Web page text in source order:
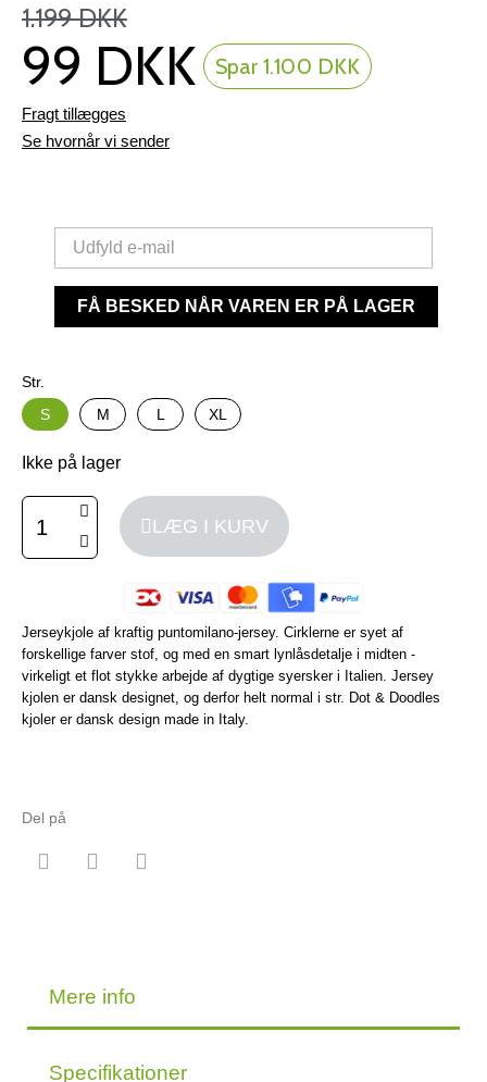
1.199 DKK
99 DKK Spar 1.100 DKK
Fragt tillægges
Se hvornår vi sender
FÅ BESKED NÅR VAREN ER PÅ LAGER
Str.
S
M L XL
Ikke på lager
LÆG I KURV
Jerseykjole af kraftig puntomilano-jersey. Cirklerne er syet af
forskellige farver stof, og med en smart lynlåsdetalje i midten -
virkeligt et flot stykke arbejde af dygtige syersker i Italien. Jersey
kjolen er dansk designet, og derfor helt normal i str. Dot & Doodles
kjoler er dansk design made in Italy.
Del på
Mere info
Specifikationer